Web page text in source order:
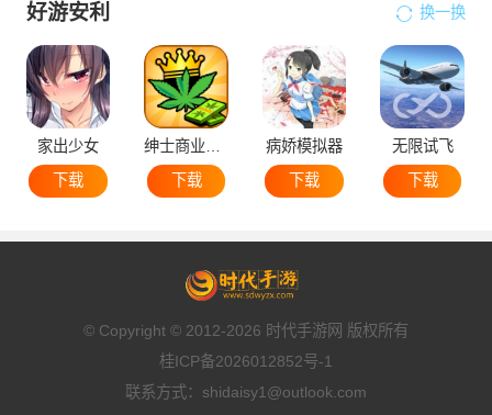
好游安利 换一换
家出少女
下载
下载
病娇模拟器
下载
无限试飞
下载
© Copyright © 2012-2026 时代手游网 版权所有
桂ICP备2026012852号-1
联系方式：shidaisy1@outlook.com